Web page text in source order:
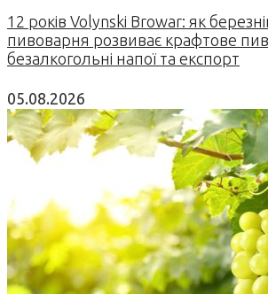
12 років Volynski Browar: як
пивоварня розвиває крафтове
безалкогольні напої та експорт
05.08.2026